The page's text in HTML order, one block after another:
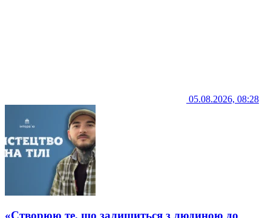
05.08.2026, 08:28